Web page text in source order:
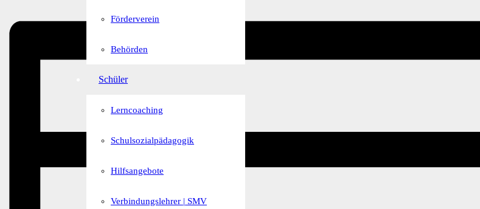
Förderverein
Behörden
Schüler
Lerncoaching
Schulsozialpädagogik
Hilfsangebote
Verbindungslehrer | SMV